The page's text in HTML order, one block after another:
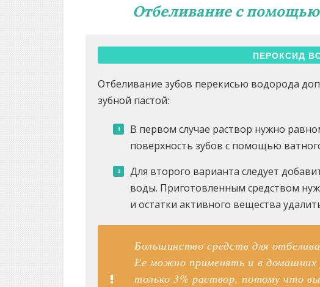
Отбеливание с
ПЕРОКСИД
Отбеливание зубов перекисью водорода
зубной пастой:
В первом случае раствор нужно
поверхность зубов с помощью
Для второго варианта следует
воды. Приготовленным средством
и остатки активного вещества
Большинство средств для
Ее можно применять и в домашних
только 3% раствор, потому что